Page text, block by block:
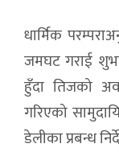
धार्मिक
जमघट गराई
हुँदा तिजको
गरिएको
डेलीका प्रबन्ध